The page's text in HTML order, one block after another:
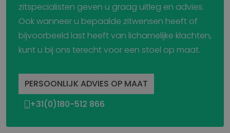
zitspecialisten geven u graag uitleg en advies.
Ook wanneer u bepaalde zitwensen heeft of
bijvoorbeeld last heeft van lichamelijke klachten,
kunt u bij ons terecht voor een stoel op maat.
PERSOONLIJK ADVIES OP MAAT
+31(0)180-512 866